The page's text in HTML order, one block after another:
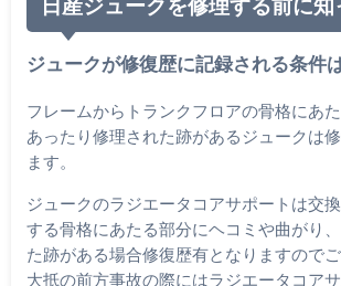
日産ジュークを修理する前に知
ジュークが修復歴に記録される条件
フレームからトランクフロアの骨格にあ
あったり修理された跡があるジュークは
ます。
ジュークのラジエータコアサポートは交
する骨格にあたる部分にヘコミや曲がり
た跡がある場合修復歴有となりますのでご
大抵の前方事故の際にはラジエータコア